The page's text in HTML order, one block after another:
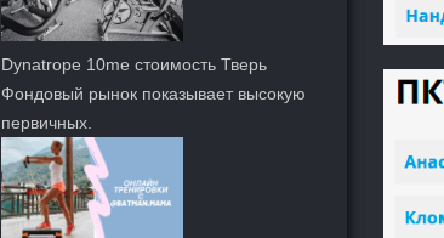
Dynatrope 10me стоимость Тверь
Фондовый рынок показывает высокую
первичных.